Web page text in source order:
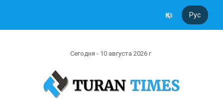
Қаз Рус
Сегодня - 10 августа 2026 г